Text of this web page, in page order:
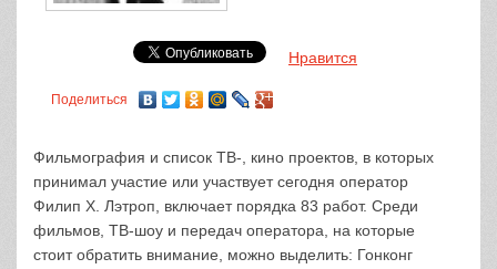
Нравится
Поделиться
Фильмография и список ТВ-, кино проектов, в которых
принимал участие или участвует сегодня оператор
Филип Х. Лэтроп, включает порядка 83 работ. Среди
фильмов, ТВ-шоу и передач оператора, на которые
стоит обратить внимание, можно выделить: Гонконг